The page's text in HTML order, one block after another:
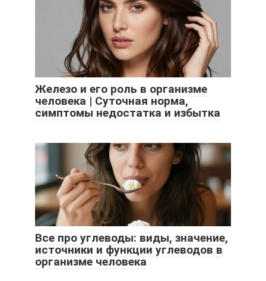
Железо и его роль в организме
человека | Суточная норма,
симптомы недостатка и избытка
Все про углеводы: виды, значение,
источники и функции углеводов в
организме человека